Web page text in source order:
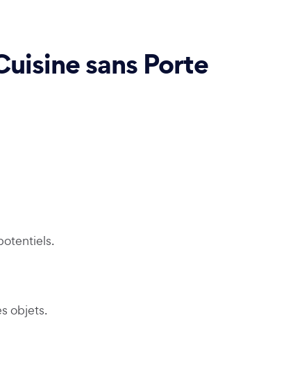
sans Porte
objets.